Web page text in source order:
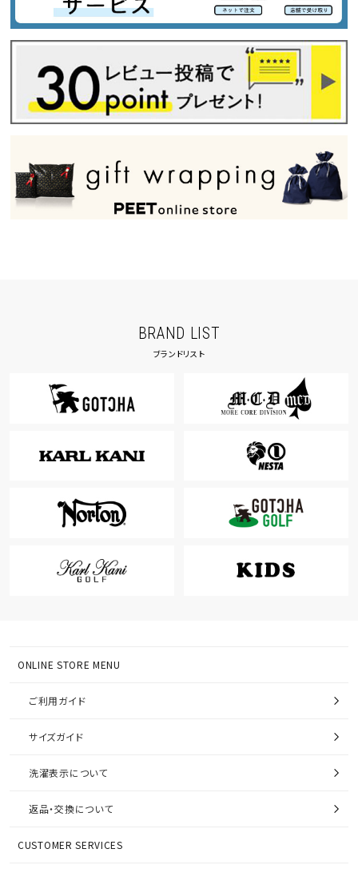
BRAND LIST
ブランドリスト
ONLINE STORE MENU
ご利用ガイド
サイズガイド
洗濯表示について
返品・交換について
CUSTOMER SERVICES